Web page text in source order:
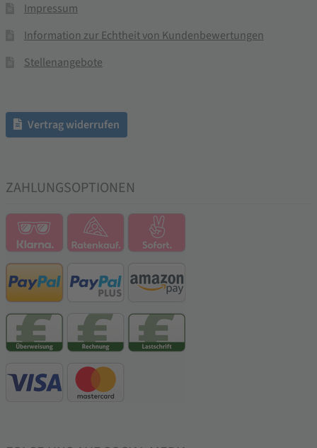
Impressum
Information zur Echtheit von Kundenbewertungen
Stellenangebote
Vertrag widerrufen
ZAHLUNGSOPTIONEN